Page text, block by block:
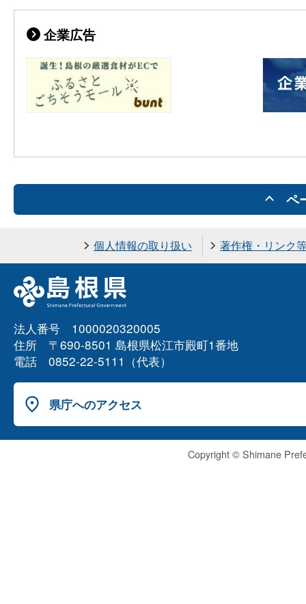
企業広告
ペ
個人情報の取り扱い 著作権・リンク
法人番号 1000020320005
住所 〒690-8501 島根県松江市殿町1番地
電話 0852-22-5111（代表）
県庁へのアクセス
Copyright © Shimane